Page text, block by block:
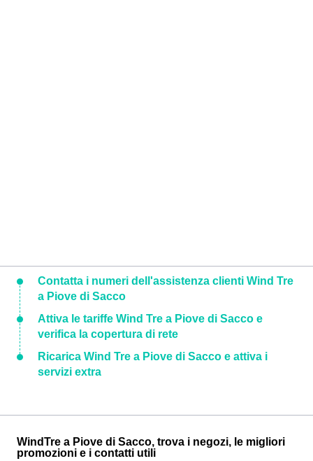
Contatta i numeri dell'assistenza clienti Wind Tre
a Piove di Sacco
Attiva le tariffe Wind Tre a Piove di Sacco e
verifica la copertura di rete
Ricarica Wind Tre a Piove di Sacco e attiva i
servizi extra
WindTre a Piove di Sacco, trova i negozi, le migliori
promozioni e i contatti utili